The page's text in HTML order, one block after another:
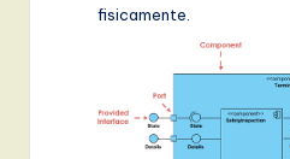
fisicamente.